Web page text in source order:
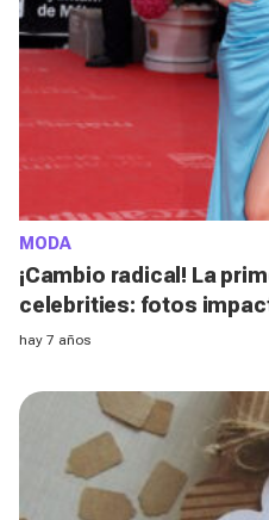
MODA
¡Cambio radical! La
celebrities: fotos
hay 7 años